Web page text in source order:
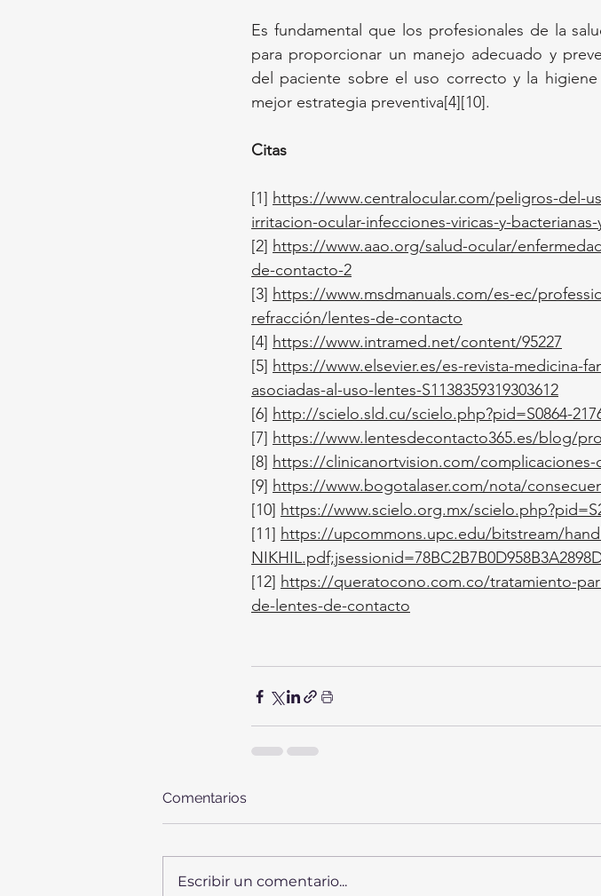
Es fundamental que los profesionales de la
para proporcionar un manejo adecuado y
del paciente sobre el uso correcto y la
mejor estrategia preventiva[4][10].
Citas
[1] https://www.centralocular.com/peligros-del-
irritacion-ocular-infecciones-viricas-y-
[2] https://www.aao.org/salud-ocular/
de-contacto-2
[3] https://www.msdmanuals.com/es-ec/
refracción/lentes-de-contacto
[4] https://www.intramed.net/content/95227
[5] https://www.elsevier.es/es-revista-medicina-
asociadas-al-uso-lentes-S1138359319303612
[6] http://scielo.sld.cu/scielo.php?pid=S0864-
[7] https://www.lentesdecontacto365.es/blog/
[8] https://clinicanortvision.com/
[9] https://www.bogotalaser.com/nota/
[10] https://www.scielo.org.mx/
[11] https://upcommons.upc.edu/bitstream/
[12] https://queratocono.com.co/tratamiento-
de-lentes-de-contacto
Comentarios
Escribir un comentario...